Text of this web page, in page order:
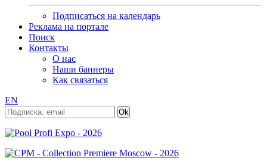
Подписаться на календарь
Реклама на портале
Поиск
Контакты
О нас
Наши баннеры
Как связаться
EN